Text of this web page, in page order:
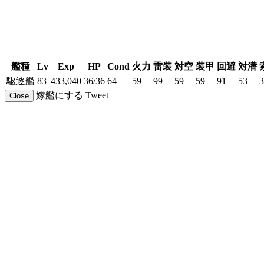
艦種 Lv Exp HP Cond 火力 雷装 対空 装甲 回避 対潜
駆逐艦 83 433,040 36/36 64 59 99 59 59 91 53
Close 嫁艦にする Tweet